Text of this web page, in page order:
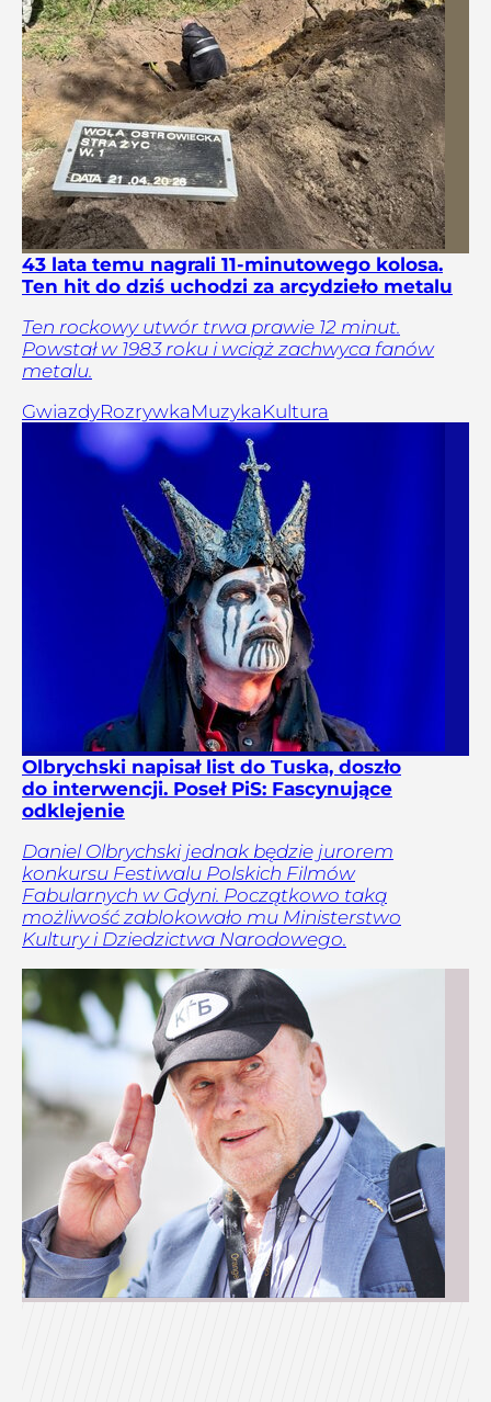
43 lata temu nagrali 11-minutowego kolosa.
Ten hit do dziś uchodzi za arcydzieło metalu
Ten rockowy utwór trwa prawie 12 minut.
Powstał w 1983 roku i wciąż zachwyca fanów
metalu.
GwiazdyRozrywkaMuzykaKultura
Olbrychski napisał list do Tuska, doszło
do interwencji. Poseł PiS: Fascynujące
odklejenie
Daniel Olbrychski jednak będzie jurorem
konkursu Festiwalu Polskich Filmów
Fabularnych w Gdyni. Początkowo taką
możliwość zablokowało mu Ministerstwo
Kultury i Dziedzictwa Narodowego.